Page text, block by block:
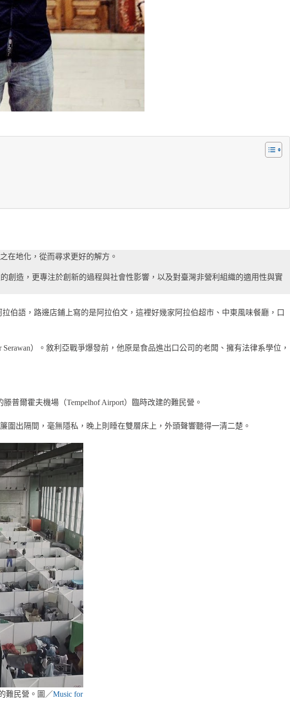
在地化，從而尋求更好的解方。
創造，更專注於創新的過程與社會性影響，以及對臺灣非營利組織的適用性與實
伯語，路邊店鋪上寫的是阿拉伯文，這裡好幾家阿拉伯超市、中東風味餐廳，口
）。敘利亞戰爭爆發前，他原是食品進出口公司的老闆、擁有法律系學位，
普爾霍夫機場（Tempelhof Airport）臨時改建的難民營。
出隔間，毫無隱私，晚上則睡在雙層床上，外頭聲響聽得一清二楚。
難民營。圖／Music for